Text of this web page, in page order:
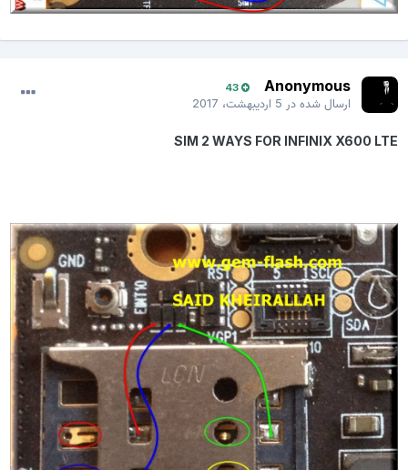
Anonymous
43
ارسال شده در5 اردیبهشت، 2017
SIM 2 WAYS FOR INFINIX X600 LTE